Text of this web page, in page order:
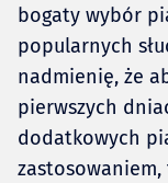
bogaty wybór
popularnych
nadmienię, że
pierwszych
dodatkowych